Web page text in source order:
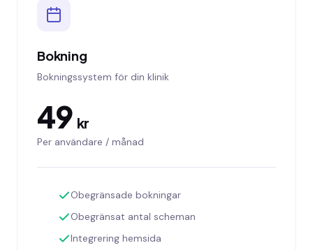
Bokning
Bokningssystem för din klinik
49 kr
Per användare / månad
Obegränsade bokningar
Obegränsat antal scheman
Integrering hemsida